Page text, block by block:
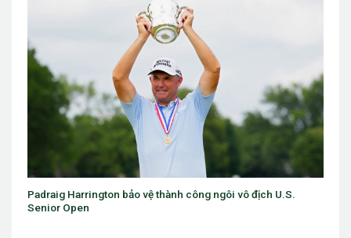
Harrington bảo vệ thành công ngôi vô địch U.S.
Open